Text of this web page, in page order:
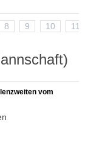
8 9 10 11
vom